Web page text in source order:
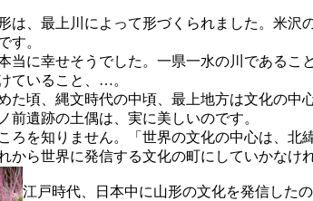
は、最上川によって形づくられました。米
す。
当に幸せそうでした。一県一水の川である
ていること、…。
た頃、縄文時代の中頃、最上地方は文化の
前遺跡の土偶は、実に美しいのです。
ろを知りません。「世界の文化の中心は、
から世界に発信する文化の町にしていかなけ
江戸時代、日本中に山形の文化を発信した